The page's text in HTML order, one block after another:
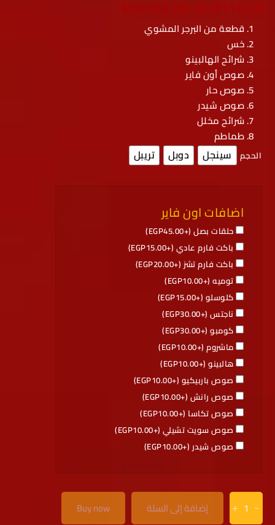
قطعة من البرجر المشوي
خس
شرائح الهالبينو
صوص أون فاير
صوص حار
صوص شيدر
شرائح مخلل
طماطم
الحجم سينجل دوبل تريبل
اضافات اون فاير
حلقات بصل (+ EGP45.00
)
باكت فارم عادي (+
EGP15.00
)
باكت فارم تشز (+
EGP20.00
)
توميه (+
EGP10.00
)
كلوسلو (+
EGP15.00
)
ناجتس (+
EGP30.00
)
كومبو (+
EGP30.00
)
ماشروم (+
EGP10.00
)
هالبينو (+
EGP10.00
)
صوص باربيكيو (+
EGP10.00
)
صوص رانش (+
EGP10.00
)
صوص تكاسا (+
EGP10.00
)
صوص سويت تشيلي (+
EGP10.00
)
صوص شيدر (+
EGP10.00
)
-
+ إضافة إلى السلة Buy now